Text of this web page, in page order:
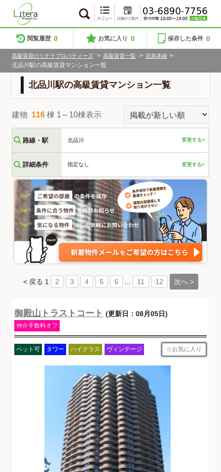
閲覧履歴 0 お気に入り 0 保存した条件 0
高級賃貸のリテラプロパティーズ > 高級賃貸一覧 > 京急本線 >
北品川駅の高級賃貸マンション一覧
北品川駅の高級賃貸マンション一覧
建物 116 棟 1～10棟表示
路線・駅 北品川 変更する>
詳細条件 指定なし 変更する>
< 戻る 1 2 3 4 5 6 11 12 次へ >
御殿山トラストコート (更新日：08月05日)
仲介手数料オフ
ペット可 タワー ハイクラス ヴィンテージ お気に入り